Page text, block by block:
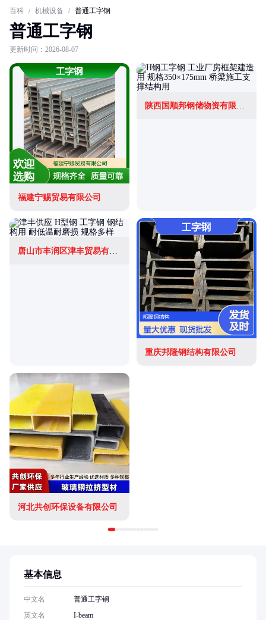
百科 / 机械设备 / 普通工字钢
普通工字钢
更新时间：2026-08-07
福建宁赐贸易有限公司
陕西国顺邦钢储物资有限公司
唐山市丰润区津丰贸易有限公司
重庆邦隆钢结构有限公司
河北共创环保设备有限公司
基本信息
中文名
普通工字钢
英文名
I-beam